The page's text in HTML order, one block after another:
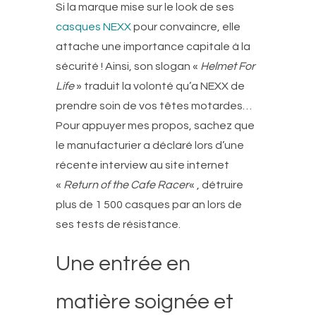
Si la marque mise sur le look de ses
casques NEXXpour convaincre, elle
attache une importance capitale à la
sécurité ! Ainsi, son slogan « Helmet For
Life» traduit la volonté qu’a NEXX de
prendre soin de vos têtes motardes…
Pour appuyer mes propos, sachez que
le manufacturier a déclaré lors d’une
récente interview au site internet
« Return of the Cafe Racer« , détruire
plus de 1 500 casques par an lors de
ses tests de résistance.
Une entrée en
matière soignée et